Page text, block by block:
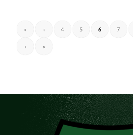
« ‹ 4 5 6 7
› »